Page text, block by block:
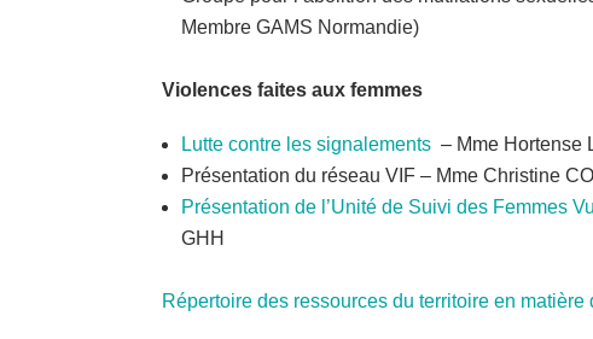
Membre GAMS Normandie)
Violences faites aux femmes
Lutte contre les signalements – Mme Hortense
Présentation du réseau VIF – Mme Christine
Présentation de l’Unité de Suivi des Femmes
GHH
Répertoire des ressources du territoire en matière